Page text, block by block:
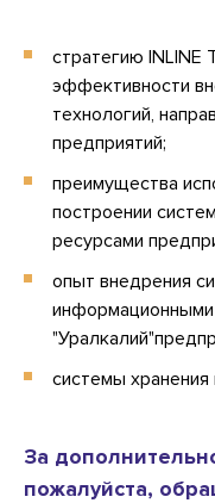
стратегию INLINE
эффективности
технологий,
предприятий;
преимущества
построении
ресурсами
опыт внедрения
информационными
системы
За
пожалуйста,